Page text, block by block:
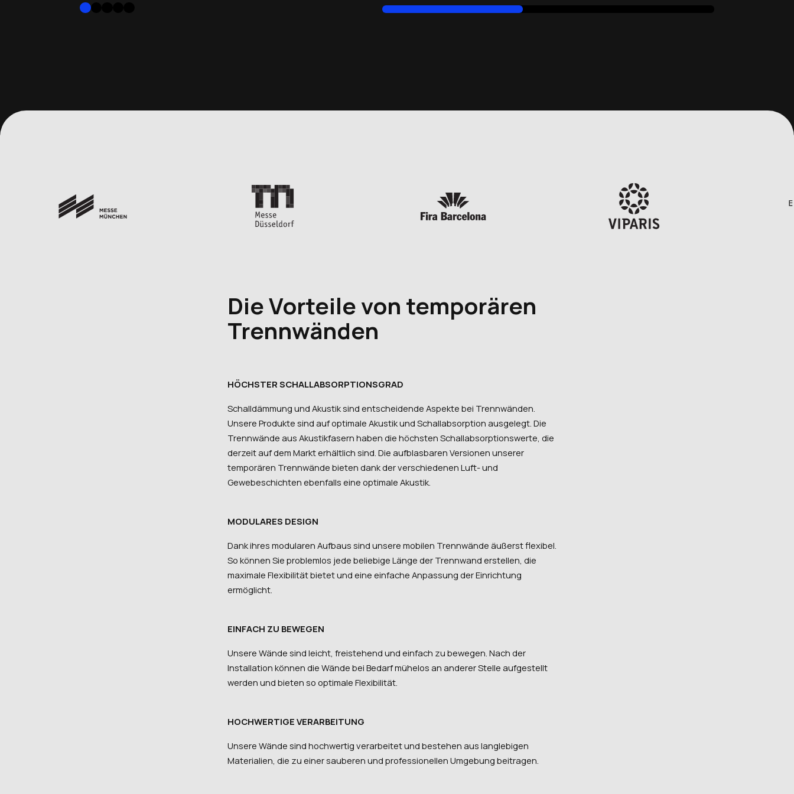
Die Vorteile von temporären
Trennwänden
HÖCHSTER SCHALLABSORPTIONSGRAD
Schalldämmung und Akustik sind entscheidende Aspekte bei Trennwänden.
Unsere Produkte sind auf optimale Akustik und Schallabsorption ausgelegt. Die
Trennwände aus Akustikfasern haben die höchsten Schallabsorptionswerte, die
derzeit auf dem Markt erhältlich sind. Die aufblasbaren Versionen unserer
temporären Trennwände bieten dank der verschiedenen Luft- und
Gewebeschichten ebenfalls eine optimale Akustik.
MODULARES DESIGN
Dank ihres modularen Aufbaus sind unsere mobilen Trennwände äußerst flexibel.
So können Sie problemlos jede beliebige Länge der Trennwand erstellen, die
maximale Flexibilität bietet und eine einfache Anpassung der Einrichtung
ermöglicht.
EINFACH ZU BEWEGEN
Unsere Wände sind leicht, freistehend und einfach zu bewegen. Nach der
Installation können die Wände bei Bedarf mühelos an anderer Stelle aufgestellt
werden und bieten so optimale Flexibilität.
HOCHWERTIGE VERARBEITUNG
Unsere Wände sind hochwertig verarbeitet und bestehen aus langlebigen
Materialien, die zu einer sauberen und professionellen Umgebung beitragen.